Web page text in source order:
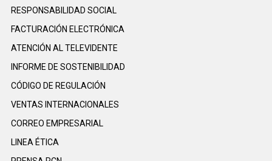
RESPONSABILIDAD SOCIAL
FACTURACIÓN ELECTRÓNICA
ATENCIÓN AL TELEVIDENTE
INFORME DE SOSTENIBILIDAD
CÓDIGO DE REGULACIÓN
VENTAS INTERNACIONALES
CORREO EMPRESARIAL
LINEA ÉTICA